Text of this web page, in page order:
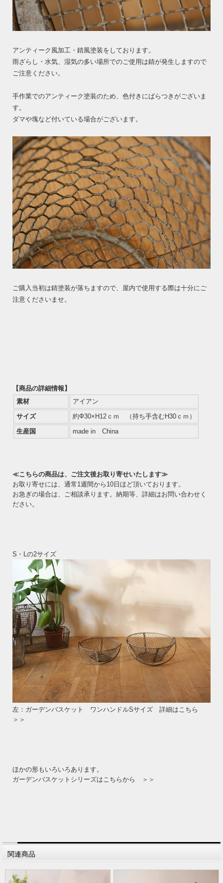
アンティーク風加工・錆風塗装をしております。
雨ざらし・水気、湿気の多い場所でのご使用は錆が発生しますので
ご注意ください。
手作業でのアンティーク塗装のため、色付きにばらつきがございま
す。
ダマや塊など付いている場合がございます。
ご購入当初は錆塗装が落ちますので、屋内で使用する際は十分にご
注意くださいませ。
【商品の詳細情報】
素材
アイアン
サイズ
約Ф30×H12ｃｍ （持ち手含むH30ｃｍ）
生産国
made in China
≪こちらの商品は、ご注文後お取り寄せいたします≫
お取り寄せには、通常1週間から10日ほど頂いております。
お急ぎの場合は、ご相談承ります。納期等、詳細はお問い合わせく
ださい。
S・Lの2サイズ
左：ガーデンバスケット ワンハンドルSサイズ 詳細はこちら
＞＞
ほかの形もいろいろあります。
ガーデンバスケットシリーズはこちらから ＞＞
関連商品